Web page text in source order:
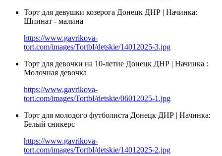
Торт для девушки козерога Донецк ДНР | Начинка:
Шпинат - малина
https://www.gavrikova-
tort.com/images/TortbI/detskie/14012025-3.jpg
Торт для девочки на 10-летие Донецк ДНР | Начинка :
Молочная девочка
https://www.gavrikova-
tort.com/images/TortbI/detskie/06012025-1.jpg
Торт для молодого футболиста Донецк ДНР | Начинка:
Белый сникерс
https://www.gavrikova-
tort.com/images/TortbI/detskie/14012025-2.jpg